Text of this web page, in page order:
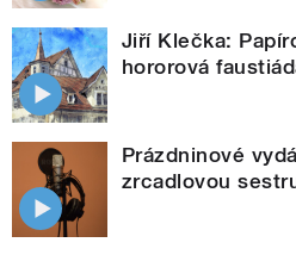
Jiří Klečka:
hororová
Prázdninové
zrcadlovou